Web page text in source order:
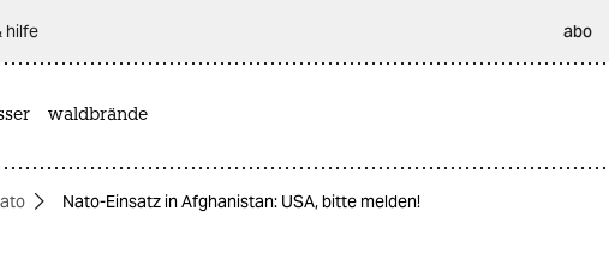
hilfe abo
waldbrände
Nato-Einsatz in Afghanistan: USA, bitte melden!